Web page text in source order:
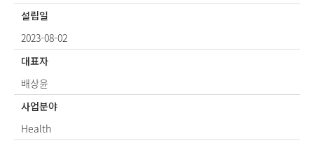
설립일
2023-08-02
대표자
배상윤
사업분야
Health